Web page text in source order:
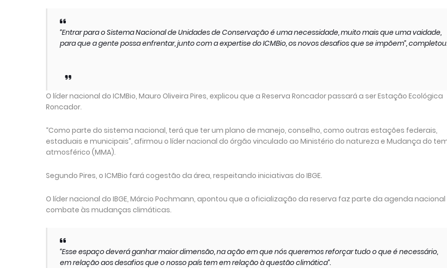
“Entrar para o Sistema Nacional de Unidades de Conservação é uma necessidade, muito mais que uma vaidade,
para que a gente possa enfrentar, junto com a expertise do ICMBio, os novos desafios que se impõem”, completou.
O líder nacional do ICMBio, Mauro Oliveira Pires, explicou que a Reserva Roncador passará a ser Estação Ecológica
Roncador.
“Como parte do sistema nacional, terá que ter um plano de manejo, conselho, como outras estações federais,
estaduais e municipais”, afirmou o líder nacional do órgão vinculado ao Ministério do natureza e Mudança do
atmosférico (MMA).
Segundo Pires, o ICMBio fará cogestão da área, respeitando iniciativas do IBGE.
O líder nacional do IBGE, Márcio Pochmann, apontou que a oficialização da reserva faz parte da agenda
combate às mudanças climáticas.
“Esse espaço deverá ganhar maior dimensão, na ação em que nós queremos reforçar tudo o que é necessário,
em relação aos desafios que o nosso país tem em relação à questão climática”.